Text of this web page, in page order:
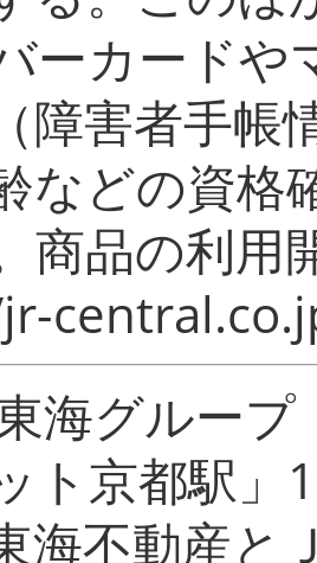
ーカードや
障害者手帳
などの資格
商品の利用
海グルー
ト京都駅」
海不動産と